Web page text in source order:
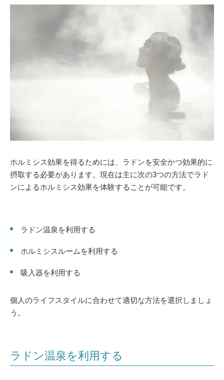
ホルミシス効果を得るためには、ラドンを安全かつ効果的に
摂取する必要があります。現在は主に次の3つの方法でラド
ンによるホルミシス効果を体験することが可能です。
ラドン温泉を利用する
ホルミシスルームを利用する
吸入器を利用する
個人のライフスタイルに合わせて適切な方法を選択しましょ
う。
ラドン温泉を利用する